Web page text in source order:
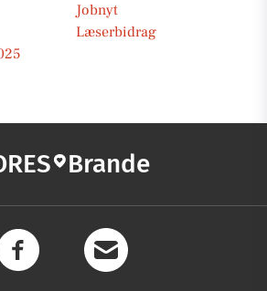
Jobnyt
Læserbidrag
Brande